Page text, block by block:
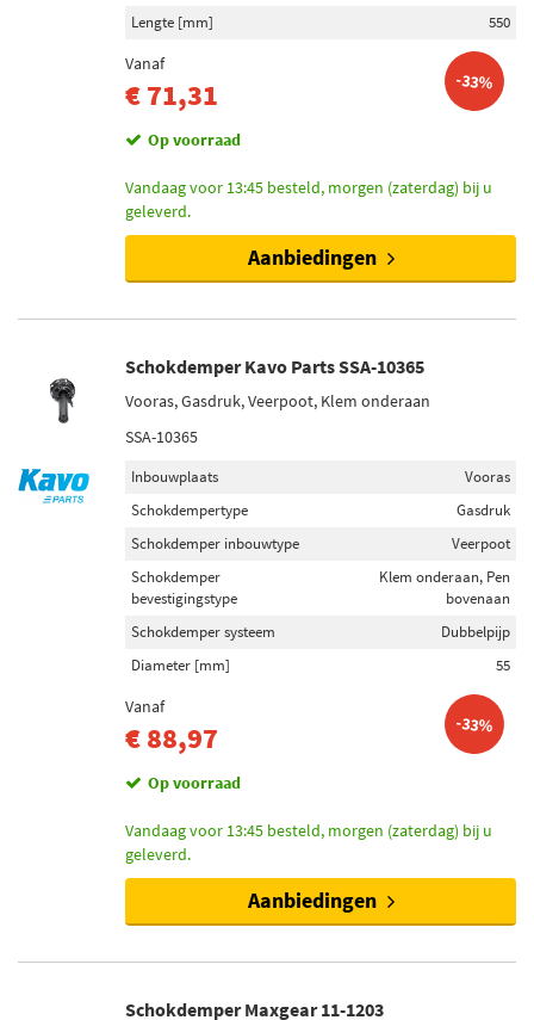
Lengte [mm]
550
Vanaf
€ 71,31 -33%
Op voorraad
Vandaag voor 13:45 besteld, morgen (zaterdag) bij u
geleverd.
Aanbiedingen
Schokdemper Kavo Parts SSA-10365
Vooras, Gasdruk, Veerpoot, Klem onderaan
SSA-10365
Inbouwplaats
Vooras
Schokdempertype
Gasdruk
Schokdemper inbouwtype
Veerpoot
Schokdemper
bevestigingstype
Klem onderaan, Pen
bovenaan
Schokdemper systeem
Dubbelpijp
Diameter [mm]
55
Vanaf
€ 88,97 -33%
Op voorraad
Vandaag voor 13:45 besteld, morgen (zaterdag) bij u
geleverd.
Aanbiedingen
Schokdemper Maxgear 11-1203